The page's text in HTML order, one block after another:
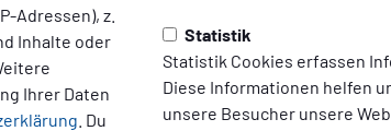
Adressen), z.
Inhalte oder
Ihrer Daten
. Du
Statistik
Statistik Cookies erfassen
Diese Informationen helfen
unsere Besucher unsere
Tor Tor
11'
Tor Tor